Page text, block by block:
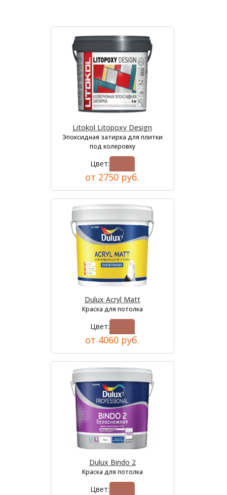
Litokol Litopoxy Design
Эпоксидная затирка для плитки
под колеровку
Цвет:
от 2750 руб.
Dulux Acryl Matt
Краска для потолка
Цвет:
от 4060 руб.
Dulux Bindo 2
Краска для потолка
Цвет: